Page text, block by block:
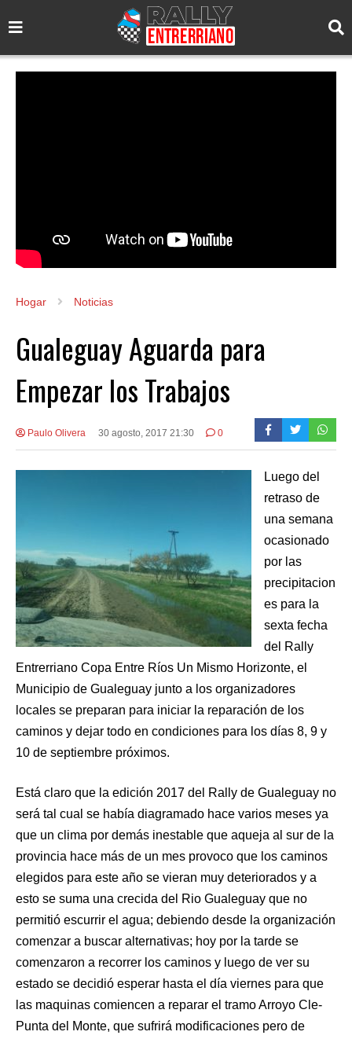
Hogar Noticias
Gualeguay Aguarda para
Empezar los Trabajos
Paulo Olivera 30 agosto, 2017 21:30 0
Luego del
retraso de
una semana
ocasionado
por las
precipitacion
es para la
sexta fecha
del Rally
Entrerriano Copa Entre Ríos Un Mismo Horizonte, el
Municipio de Gualeguay junto a los organizadores
locales se preparan para iniciar la reparación de los
caminos y dejar todo en condiciones para los días 8, 9 y
10 de septiembre próximos.
Está claro que la edición 2017 del Rally de Gualeguay no
será tal cual se había diagramado hace varios meses ya
que un clima por demás inestable que aqueja al sur de la
provincia hace más de un mes provoco que los caminos
elegidos para este año se vieran muy deteriorados y a
esto se suma una crecida del Rio Gualeguay que no
permitió escurrir el agua; debiendo desde la organización
comenzar a buscar alternativas; hoy por la tarde se
comenzaron a recorrer los caminos y luego de ver su
estado se decidió esperar hasta el día viernes para que
las maquinas comiencen a reparar el tramo Arroyo Cle-
Punta del Monte, que sufrirá modificaciones pero de